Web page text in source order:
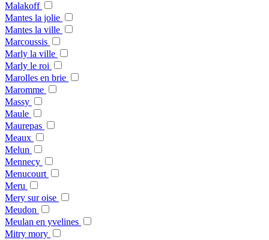
Malakoff
Mantes la jolie
Mantes la ville
Marcoussis
Marly la ville
Marly le roi
Marolles en brie
Maromme
Massy
Maule
Maurepas
Meaux
Melun
Mennecy
Menucourt
Meru
Mery sur oise
Meudon
Meulan en yvelines
Mitry mory